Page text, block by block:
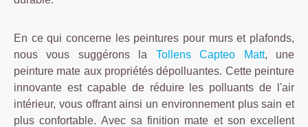
En ce qui concerne les peintures pour murs et plafonds,
nous vous suggérons la Tollens Capteo Matt, une
peinture mate aux propriétés dépolluantes. Cette peinture
innovante est capable de réduire les polluants de l'air
intérieur, vous offrant ainsi un environnement plus sain et
plus confortable. Avec sa finition mate et son excellent